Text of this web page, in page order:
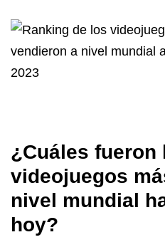
¿Cuáles fueron
videojuegos
nivel mundial
hoy?